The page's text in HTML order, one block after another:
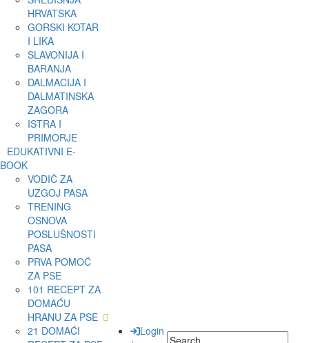
HRVATSKA
GORSKI KOTAR
I LIKA
SLAVONIJA I
BARANJA
DALMACIJA I
DALMATINSKA
ZAGORA
ISTRA I
PRIMORJE
EDUKATIVNI E-
BOOK
VODIČ ZA
UZGOJ PASA
TRENING
OSNOVA
POSLUŠNOSTI
PASA
PRVA POMOĆ
ZA PSE
101 RECEPT ZA
DOMAĆU
HRANU ZA PSE
21 DOMAĆI
Login